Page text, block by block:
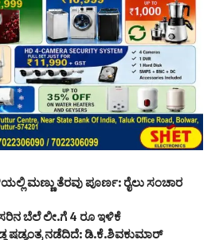
ಮಣ್ಣು ತೆರವು ಪೂರ್ಣ: ರೈಲು ಸಂಚಾರ
ಬೆಲೆ ಲೀ.ಗೆ 4 ರೂ ಇಳಿಕೆ
ಷಡ್ಯಂತ್ರ ನಡೆದಿದೆ: ಡಿ.ಕೆ.ಶಿವಕುಮಾರ್